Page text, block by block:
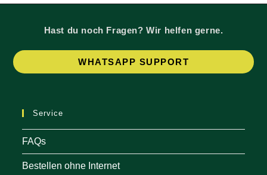
Hast du noch Fragen? Wir helfen gerne.
WHATSAPP SUPPORT
Service
FAQs
Bestellen ohne Internet